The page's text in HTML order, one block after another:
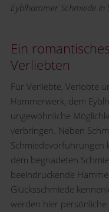
Eyblhammer Schmiede in
Ein
Verliebten
Für Verliebte, Verlobte
Hammerwerk, dem
ungewöhnliche
verbringen. Neben
Schmiedevorführungen
dem begnadeten
beeindruckende
Glücksschmiede
werden hier persönliche